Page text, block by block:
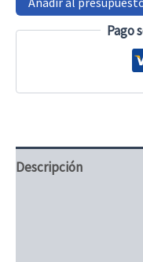
Premium
Pago
Descripción